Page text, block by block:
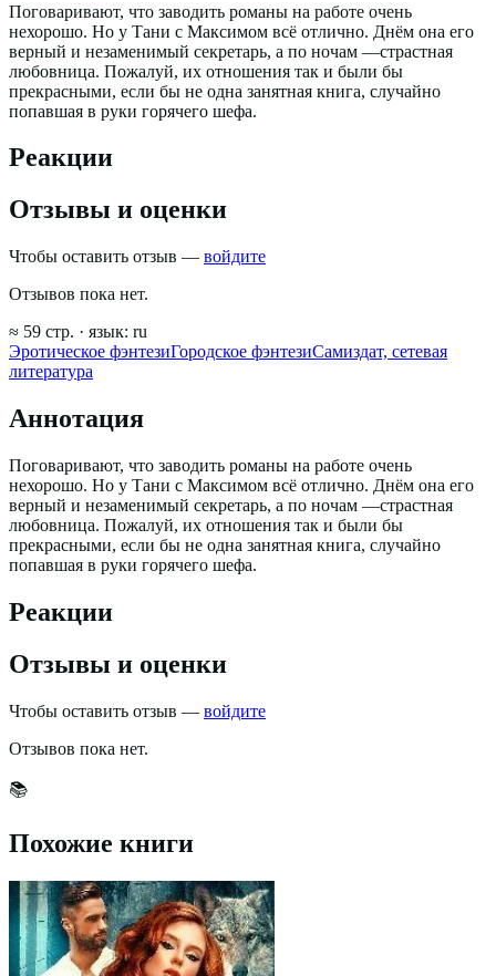
Поговаривают, что заводить романы на работе очень
нехорошо. Но у Тани с Максимом всё отлично. Днём она его
верный и незаменимый секретарь, а по ночам —страстная
любовница. Пожалуй, их отношения так и были бы
прекрасными, если бы не одна занятная книга, случайно
попавшая в руки горячего шефа.
Реакции
Отзывы и оценки
Чтобы оставить отзыв — войдите
Отзывов пока нет.
≈ 59 стр. · язык: ru
Эротическое фэнтезиГородское фэнтезиСамиздат, сетевая
литература
Аннотация
Поговаривают, что заводить романы на работе очень
нехорошо. Но у Тани с Максимом всё отлично. Днём она его
верный и незаменимый секретарь, а по ночам —страстная
любовница. Пожалуй, их отношения так и были бы
прекрасными, если бы не одна занятная книга, случайно
попавшая в руки горячего шефа.
Реакции
Отзывы и оценки
Чтобы оставить отзыв — войдите
Отзывов пока нет.
📚
Похожие книги